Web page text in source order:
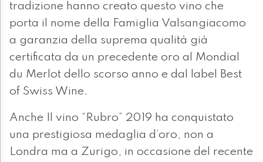
tradizione hanno creato questo vino che
porta il nome della Famiglia Valsangiacomo
a garanzia della suprema qualità già
certificata da un precedente oro al Mondial
du Merlot dello scorso anno e dal label Best
of Swiss Wine.
Anche Il vino “Rubro” 2019 ha conquistato
una prestigiosa medaglia d’oro, non a
Londra ma a Zurigo, in occasione del recente